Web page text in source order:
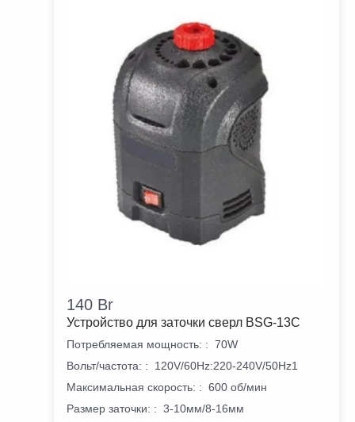
140 Br
Устройство для заточки сверл BSG-13С
Потребляемая мощность: : 70W
Вольт/частота: :
120V/60Hz:220-240V/50Hz1
Максимальная скорость: : 600 об/мин
Размер заточки: : 3-10мм/8-16мм